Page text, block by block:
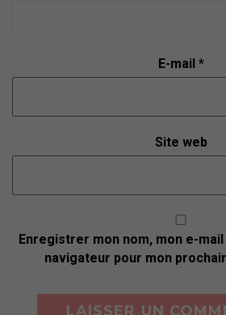
E-mail *
Site web
Enregistrer mon nom, mon e-
navigateur pour mon